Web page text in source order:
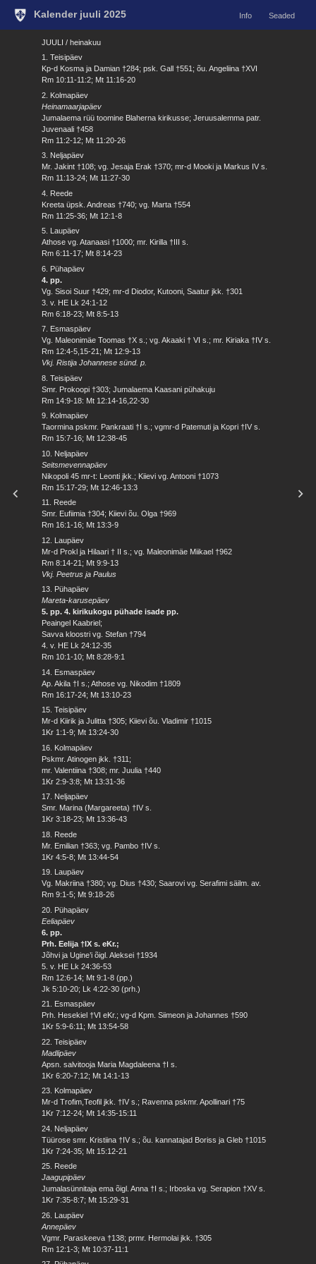
Kalender juuli 2025 Info Seaded
JUULI / heinakuu
1. Teisipäev
Kp-d Kosma ja Damian †284; psk. Gall †551; õu. Angeliina †XVI
Rm 10:11-11:2; Mt 11:16-20
2. Kolmapäev
Heinamaarjapäev
Jumalaema rüü toomine Blaherna kirikusse; Jeruusalemma patr.
Juvenaali †458
Rm 11:2-12; Mt 11:20-26
3. Neljapäev
Mr. Jakint †108; vg. Jesaja Erak †370; mr-d Mooki ja Markus IV s.
Rm 11:13-24; Mt 11:27-30
4. Reede
Kreeta üpsk. Andreas †740; vg. Marta †554
Rm 11:25-36; Mt 12:1-8
5. Laupäev
Athose vg. Atanaasi †1000; mr. Kirilla †III s.
Rm 6:11-17; Mt 8:14-23
6. Pühapäev
4. pp.
Vg. Sisoi Suur †429; mr-d Diodor, Kutooni, Saatur jkk. †301
3. v. HE Lk 24:1-12
Rm 6:18-23; Mt 8:5-13
7. Esmaspäev
Vg. Maleonimäe Toomas †X s.; vg. Akaaki † VI s.; mr. Kiriaka †IV s.
Rm 12:4-5,15-21; Mt 12:9-13
Vkj. Ristija Johannese sünd. p.
8. Teisipäev
Smr. Prokoopi †303; Jumalaema Kaasani pühakuju
Rm 14:9-18: Mt 12:14-16,22-30
9. Kolmapäev
Taormina pskmr. Pankraati †I s.; vgmr-d Patemuti ja Kopri †IV s.
Rm 15:7-16; Mt 12:38-45
10. Neljapäev
Seitsmevennapäev
Nikopoli 45 mr-t: Leonti jkk.; Kiievi vg. Antooni †1073
Rm 15:17-29; Mt 12:46-13:3
11. Reede
Smr. Eufiimia †304; Kiievi õu. Olga †969
Rm 16:1-16; Mt 13:3-9
12. Laupäev
Mr-d Prokl ja Hilaari † II s.; vg. Maleonimäe Miikael †962
Rm 8:14-21; Mt 9:9-13
Vkj. Peetrus ja Paulus
13. Pühapäev
Mareta-karusepäev
5. pp. 4. kirikukogu pühade isade pp.
Peaingel Kaabriel;
Savva kloostri vg. Stefan †794
4. v. HE Lk 24:12-35
Rm 10:1-10; Mt 8:28-9:1
14. Esmaspäev
Ap. Akila †I s.; Athose vg. Nikodim †1809
Rm 16:17-24; Mt 13:10-23
15. Teisipäev
Mr-d Kiirik ja Julitta †305; Kiievi õu. Vladimir †1015
1Kr 1:1-9; Mt 13:24-30
16. Kolmapäev
Pskmr. Atinogen jkk. †311;
mr. Valentiina †308; mr. Juulia †440
1Kr 2:9-3:8; Mt 13:31-36
17. Neljapäev
Smr. Marina (Margareeta) †IV s.
1Kr 3:18-23; Mt 13:36-43
18. Reede
Mr. Emilian †363; vg. Pambo †IV s.
1Kr 4:5-8; Mt 13:44-54
19. Laupäev
Vg. Makriina †380; vg. Dius †430; Saarovi vg. Serafimi säilm. av.
Rm 9:1-5; Mt 9:18-26
20. Pühapäev
Eeliapäev
6. pp.
Prh. Eelija †IX s. eKr.;
Jõhvi ja Ugine’i õigl. Aleksei †1934
5. v. HE Lk 24:36-53
Rm 12:6-14; Mt 9:1-8 (pp.)
Jk 5:10-20; Lk 4:22-30 (prh.)
21. Esmaspäev
Prh. Hesekiel †VI eKr.; vg-d Kpm. Siimeon ja Johannes †590
1Kr 5:9-6:11; Mt 13:54-58
22. Teisipäev
Madlipäev
Apsn. salvitooja Maria Magdaleena †I s.
1Kr 6:20-7:12; Mt 14:1-13
23. Kolmapäev
Mr-d Trofim,Teofil jkk. †IV s.; Ravenna pskmr. Apollinari †75
1Kr 7:12-24; Mt 14:35-15:11
24. Neljapäev
Tüürose smr. Kristiina †IV s.; õu. kannatajad Boriss ja Gleb †1015
1Kr 7:24-35; Mt 15:12-21
25. Reede
Jaagupipäev
Jumalasünnitaja ema õigl. Anna †I s.; Irboska vg. Serapion †XV s.
1Kr 7:35-8:7; Mt 15:29-31
26. Laupäev
Annepäev
Vgmr. Paraskeeva †138; prmr. Hermolai jkk. †305
Rm 12:1-3; Mt 10:37-11:1